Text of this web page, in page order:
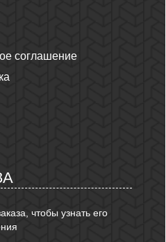
соглашение
чтобы узнать его